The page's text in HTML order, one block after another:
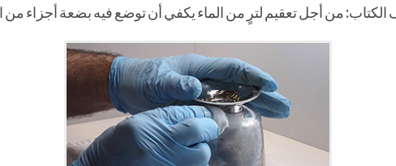
من أجل تعقيم لترٍ من الماء يكفي أن توضع فيه بضعة أجزاء من